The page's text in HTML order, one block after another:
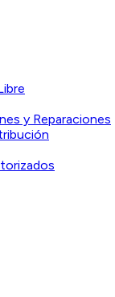
y Reparaciones